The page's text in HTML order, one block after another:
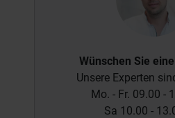
Wünschen Sie
Unsere Experten
Mo. - Fr. 09.00 -
Sa 10.00 -